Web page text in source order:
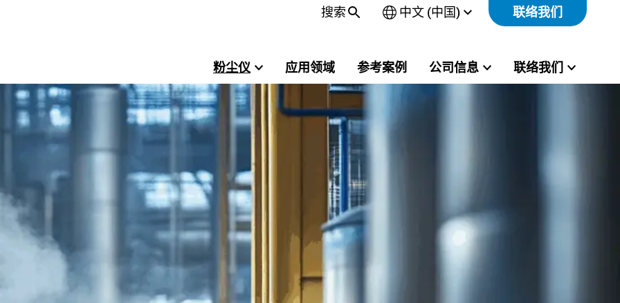
搜索 中文 (中国) 联络我们
粉尘仪 应用领域 参考案例 公司信息 联络我们